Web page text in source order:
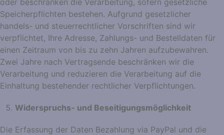
oder beschränken die Verarbeitung, sofern gesetzliche
Speicherpflichten bestehen. Aufgrund gesetzlicher
handels- und steuerrechtlicher Vorschriften sind wir
verpflichtet, Ihre Adresse, Zahlungs- und Bestelldaten für
einen Zeitraum von bis zu zehn Jahren aufzubewahren.
Zwei Jahre nach Vertragsende beschränken wir die
Verarbeitung und reduzieren die Verarbeitung auf die
Einhaltung bestehender rechtlicher Verpflichtungen.
Widerspruchs- und Beseitigungsmöglichkeit
Die Erfassung der Daten Bezahlung via PayPal und die